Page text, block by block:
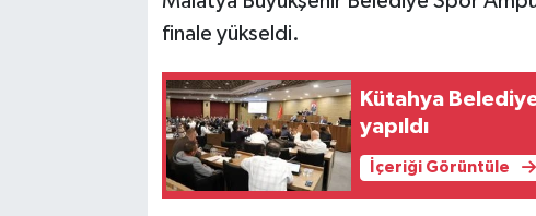
finale yükseldi.
Kütahya
yapıldı
İçeriği Görüntüle